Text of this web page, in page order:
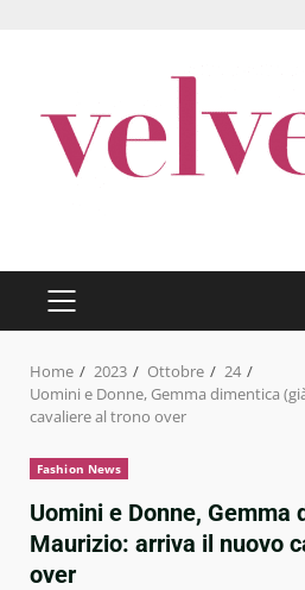
PRIMARY
MENU
Home 2023 Ottobre
24
Uomini e Donne, Gemma dimentica
cavaliere al trono over
Fashion News
Uomini e Donne, Gemma
Maurizio: arriva il nuovo
over